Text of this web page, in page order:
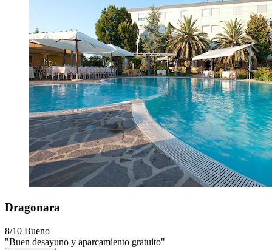
Dragonara
8/10 Bueno
"Buen desayuno y aparcamiento gratuito"